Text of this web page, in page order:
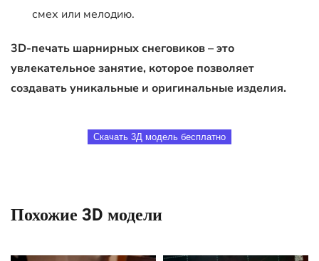
смех или мелодию.
3D-печать шарнирных снеговиков – это
увлекательное занятие, которое позволяет
создавать уникальные и оригинальные изделия.
Скачать 3Д модель бесплатно
Похожие 3D модели